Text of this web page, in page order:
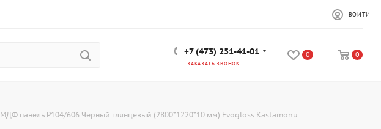
ВОЙТИ
+7 (473) 251-41-01
ЗАКАЗАТЬ ЗВОНОК
0 0
МДФ панель P104/606 Черный глянцевый (2800*1220*10 мм) Evogloss Kastamonu